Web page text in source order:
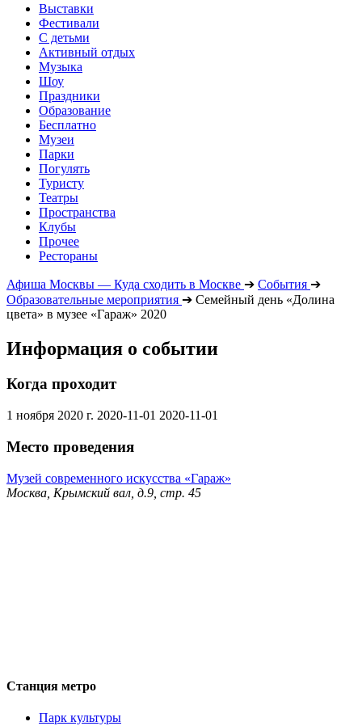
Выставки
Фестивали
С детьми
Активный отдых
Музыка
Шоу
Праздники
Образование
Бесплатно
Музеи
Парки
Погулять
Туристу
Театры
Пространства
Клубы
Прочее
Рестораны
Афиша Москвы — Куда сходить в Москве ➔ События ➔
Образовательные мероприятия ➔ Семейный день «Долина
цвета» в музее «Гараж» 2020
Информация о событии
Когда проходит
1 ноября 2020 г. 2020-11-01 2020-11-01
Место проведения
Музей современного искусства «Гараж»
Москва, Крымский вал, д.9, стр. 45
Станция метро
Парк культуры